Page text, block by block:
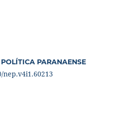
PARANAENSE
nep.v4i1.60213